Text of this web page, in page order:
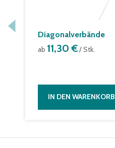
Diagonalverbände
ab 11,30 €/ Stk.
IN DEN WARENKORB